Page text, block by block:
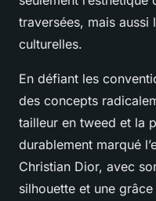
traversées, mais aussi
culturelles.
En défiant les
des concepts
tailleur en tweed et la
durablement marqué
Christian Dior, avec
silhouette et une